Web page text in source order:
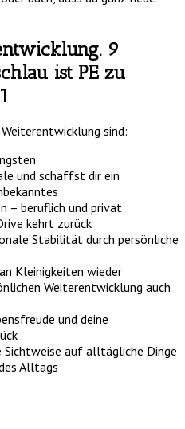
9
ist PE zu
sind:
und schaffst dir ein
– beruflich und privat
kehrt zurück
Stabilität durch persönliche
Kleinigkeiten wieder
Weiterentwicklung auch
und deine
Sichtweise auf alltägliche Dinge
Alltags